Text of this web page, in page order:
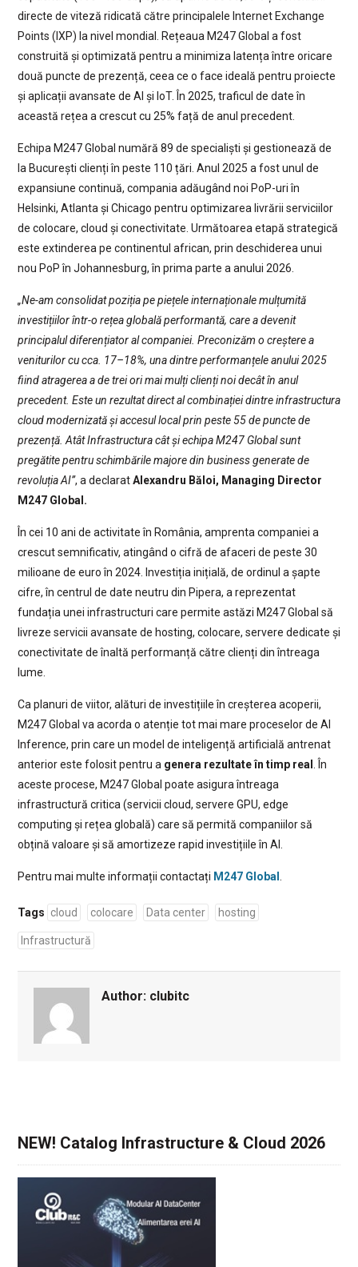
directe de viteză ridicată către principalele Internet Exchange
Points (IXP) la nivel mondial. Rețeaua M247 Global a fost
construită și optimizată pentru a minimiza latența între oricare
două puncte de prezență, ceea ce o face ideală pentru proiecte
și aplicații avansate de AI și IoT. În 2025, traficul de date în
această rețea a crescut cu 25% față de anul precedent.
Echipa M247 Global numără 89 de specialiști și gestionează de
la București clienți în peste 110 țări. Anul 2025 a fost unul de
expansiune continuă, compania adăugând noi PoP-uri în
Helsinki, Atlanta și Chicago pentru optimizarea livrării serviciilor
de colocare, cloud și conectivitate. Următoarea etapă strategică
este extinderea pe continentul african, prin deschiderea unui
nou PoP în Johannesburg, în prima parte a anului 2026.
„Ne-am consolidat poziția pe piețele internaționale mulțumită
investițiilor într-o rețea globală performantă, care a devenit
principalul diferențiator al companiei. Preconizăm o creștere a
veniturilor cu cca. 17–18%, una dintre performanțele anului 2025
fiind atragerea a de trei ori mai mulți clienți noi decât în anul
precedent. Este un rezultat direct al combinației dintre infrastructura
cloud modernizată și accesul local prin peste 55 de puncte de
prezență. Atât Infrastructura cât și echipa M247 Global sunt
pregătite pentru schimbările majore din business generate de
revoluția AI”, a declaratAlexandru Băloi, Managing Director
M247 Global.
În cei 10 ani de activitate în România, amprenta companiei a
crescut semnificativ, atingând o cifră de afaceri de peste 30
milioane de euro în 2024. Investiția inițială, de ordinul a șapte
cifre, în centrul de date neutru din Pipera, a reprezentat
fundația unei infrastructuri care permite astăzi M247 Global să
livreze servicii avansate de hosting, colocare, servere dedicate și
conectivitate de înaltă performanță către clienți din întreaga
lume.
Ca planuri de viitor, alături de investițiile în creșterea acoperii,
M247 Global va acorda o atenție tot mai mare proceselor de AI
Inference, prin care un model de inteligență artificială antrenat
anterior este folosit pentru a genera rezultate în timp real . În
aceste procese, M247 Global poate asigura întreaga
infrastructură critica (servicii cloud, servere GPU, edge
computing și rețea globală) care să permită companiilor să
obțină valoare și să amortizeze rapid investițiile în AI.
Pentru mai multe informații contactați M247 Global
Tags cloud colocare Data center hosting
Infrastructură
Author: clubitc
NEW! Catalog Infrastructure & Cloud 2026